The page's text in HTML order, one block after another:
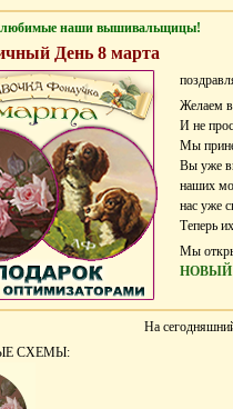
любимые наши вышивальщицы!
День 8 марта
Желаем
И не
Мы
Вы уже
наших
нас уже
Теперь
Мы
НОВЫЙ
На
СХЕМЫ: